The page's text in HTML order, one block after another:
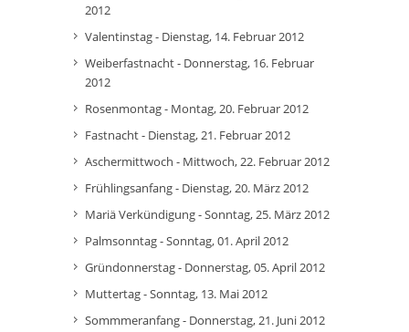
2012
Valentinstag - Dienstag, 14. Februar 2012
Weiberfastnacht - Donnerstag, 16. Februar
2012
Rosenmontag - Montag, 20. Februar 2012
Fastnacht - Dienstag, 21. Februar 2012
Aschermittwoch - Mittwoch, 22. Februar 2012
Frühlingsanfang - Dienstag, 20. März 2012
Mariä Verkündigung - Sonntag, 25. März 2012
Palmsonntag - Sonntag, 01. April 2012
Gründonnerstag - Donnerstag, 05. April 2012
Muttertag - Sonntag, 13. Mai 2012
Sommmeranfang - Donnerstag, 21. Juni 2012